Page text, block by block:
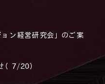
ン経営研究会」のご案
（7/20）